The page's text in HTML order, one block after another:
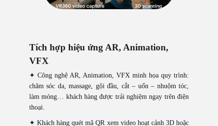
Tích hợp hiệu ứng AR, Animation,
VFX
✦ Công nghệ AR, Animation, VFX minh họa quy trình:
chăm sóc da, massage, gội đầu, cắt – uốn – nhuộm tóc,
làm móng… khách hàng được trải nghiệm ngay trên điện
thoại.
✦ Khách hàng quét mã QR xem video hoạt cảnh 3D hoặc